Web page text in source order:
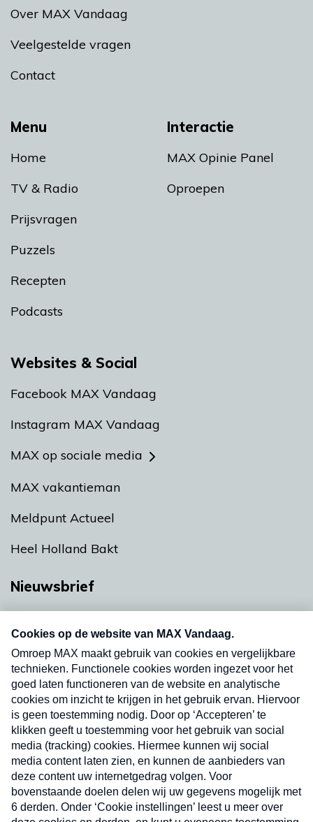
Menu
Home
TV & Radio
Prijsvragen
Puzzels
Recepten
Podcasts
Interactie
MAX Opinie Panel
Oproepen
Over MAX Vandaag
Veelgestelde vragen
Contact
Websites & Social
Facebook MAX Vandaag
Instagram MAX Vandaag
MAX op sociale media
MAX vakantieman
Meldpunt Actueel
Heel Holland Bakt
Nieuwsbrief
nieuwsbrief. Elke vrijdag- en dinsdagochtend in
uw mailbox.
Verzend
Nieuwsbrief